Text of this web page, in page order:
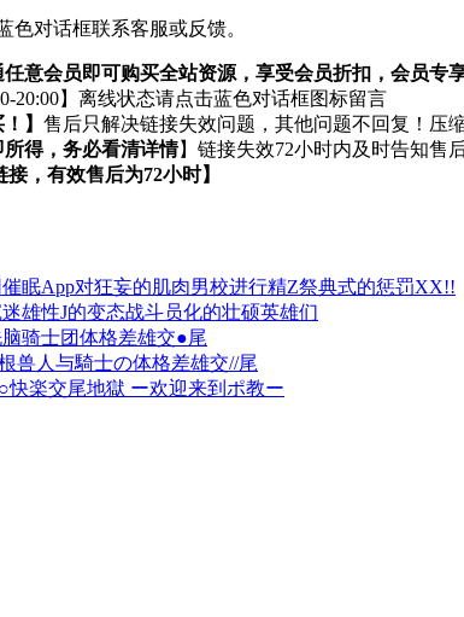
色对话框联系客服或反馈。
任意会员即可购买全站资源，享受会员折扣，会员专
20:00】离线状态请点击蓝色对话框图标留言
】 售后只解决链接失效问题，其他问题不回复！压
得，务必看清详情】链接失效72小时内及时告知售
接，有效售后为72小时】
眠App对狂妄的肌肉男校进行精Z祭典式的惩罚XX!!
雄性J的变态战斗员化的壮硕英雄们
骑士团体格差雄交●尾
兽人与騎士の体格差雄交//尾
快楽交尾地獄 ー欢迎来到ポ教ー